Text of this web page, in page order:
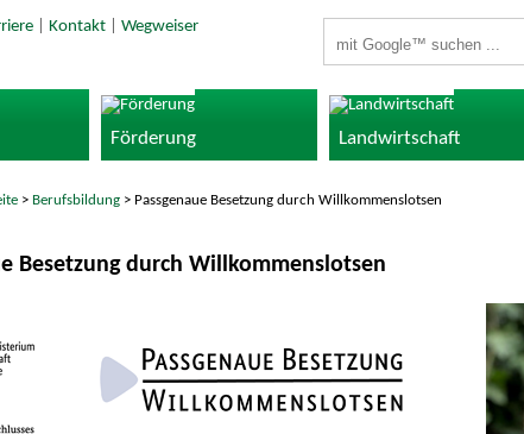
| Kontakt| Wegweiser
Förderung Landwirtschaft
> Berufsbildung > Passgenaue Besetzung durch Willkommenslotsen
Besetzung durch Willkommenslotsen